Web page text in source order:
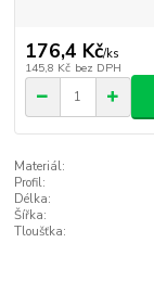
176,4 Kč/ks
145,8 Kč bez DPH
Materiál:
Profil:
Délka:
Šířka:
Tloušťka: